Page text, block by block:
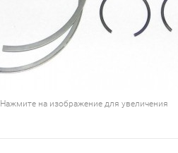
Нажмите на изображение для увеличения